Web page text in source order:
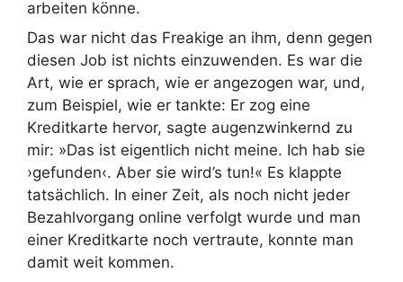
arbeiten könne.
Das war nicht das Freakige an ihm, denn gegen
diesen Job ist nichts einzuwenden. Es war die
Art, wie er sprach, wie er angezogen war, und,
zum Beispiel, wie er tankte: Er zog eine
Kreditkarte hervor, sagte augenzwinkernd zu
mir: »Das ist eigentlich nicht meine. Ich hab sie
›gefunden‹. Aber sie wird’s tun!« Es klappte
tatsächlich. In einer Zeit, als noch nicht jeder
Bezahlvorgang online verfolgt wurde und man
einer Kreditkarte noch vertraute, konnte man
damit weit kommen.